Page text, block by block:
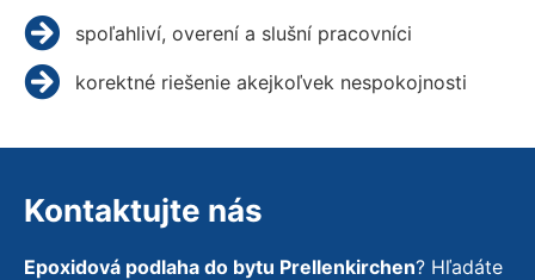
spoľahliví, overení a slušní pracovníci
korektné riešenie akejkoľvek nespokojnosti
Kontaktujte nás
Epoxidová podlaha do bytu Prellenkirchen? Hľadáte